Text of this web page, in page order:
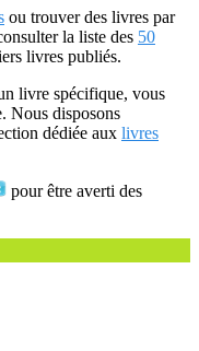
ou trouver des livres par
la liste des 50
livres publiés.
livre spécifique, vous
Nous disposons
dédiée aux livres
pour être averti des